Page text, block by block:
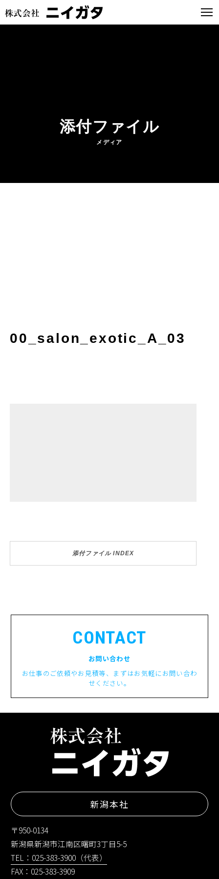
添付ファイル
メディア
00_salon_exotic_A_03
添付ファイル INDEX
CONTACT
お問い合わせ
お仕事のご依頼やお見積等、まずはお気軽にお問い合わ
せください。
新潟本社
〒950-0134
新潟県新潟市江南区曙町3丁目5-5
TEL：025-383-3900（代表）
FAX：025-383-3909